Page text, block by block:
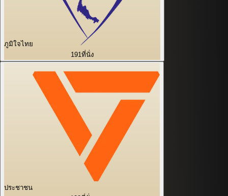
ภูมิใจไทย
191ที่นั่ง
ประชาชน